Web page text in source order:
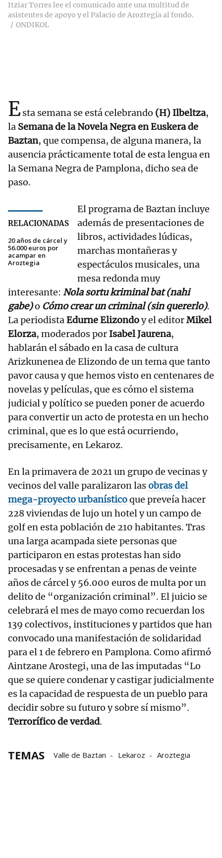
Itziar Torres lee el comunicado ante una multitud de
asistentes de apoyo y el Palacio de Aroztegía al fondo.
ONDIKOL
Esta semana se está celebrando (H) Ilbeltza,
la Semana de la Novela Negra en Euskera de
Baztan, que compensa, de alguna manera, la
ausencia prácticamente total de esta lengua en
la Semana Negra de Pamplona, dicho sea de
paso.
RELACIONADAS
20 años de cárcel y
56.000 euros por
acampar en
Aroztegia
El programa de Baztan incluye
además de presentaciones de
libros, actividades lúdicas,
marchas montañeras y
espectáculos musicales, una
mesa redonda muy
interesante: Nola sortu kriminal bat (nahi
gabe)o Cómo crear un criminal (sin quererlo).
La periodistaEdurne Elizondoy el editorMikel
Elorza, moderados por Isabel Jaurena,
hablarán el sábado en la casa de cultura
Arizkunenea de Elizondo de un tema que tanto
pavor causa y que hemos visto en centenares de
novelas y películas, que es cómo el sistema
judicial y político se pueden poner de acuerdo
para convertir un acto de protesta en un hecho
criminal, que es lo que está ocurriendo,
precisamente, en Lekaroz.
En la primavera de 2021 un grupo de vecinas y
vecinos del valle paralizaron lasobras del
mega-proyecto urbanísticoque preveía hacer
228 viviendas de lujo un hotel y un campo de
golf en esta población de 210 habitantes. Tras
una larga acampada siete personas que
participaron en estas protestas han sido
procesadas y se enfrentan a penas de veinte
años de cárcel y 56.000 euros de multa por un
delito de “organización criminal”. El juicio se
celebrará el mes de mayo como recuerdan los
139 colectivos, instituciones y partidos que han
convocado una manifestación de solidaridad
para el 1 de febrero en Pamplona. Como afirmó
Aintzane Arostegi, una de las imputadas “Lo
que se quiere condenar y castigar judicialmente
es la capacidad de respuesta de un pueblo para
decidir sobre su futuro y sobre sí mismo”.
Terrorífico de verdad.
TEMAS Valle de Baztan Lekaroz Aroztegia